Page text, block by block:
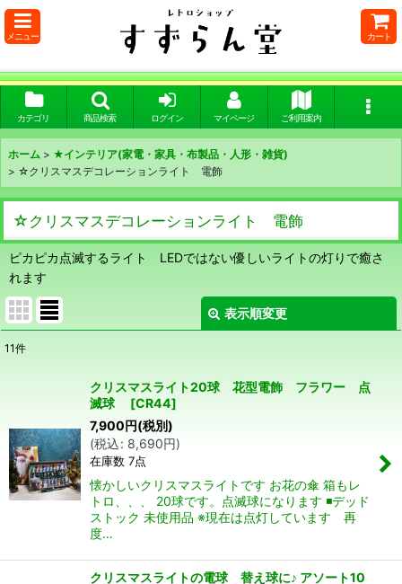
メニュー カート
カテゴリ 商品検索 ログイン マイページ ご利用案内
ホーム > ★インテリア(家電・家具・布製品・人形・雑貨)
> ☆クリスマスデコレーションライト 電飾
☆クリスマスデコレーションライト 電飾
ピカピカ点滅するライト LEDではない優しいライトの灯りで癒さ
れます
表示順変更
並び順:
絞り込む
11件
クリスマスライト20球 花型電飾 フラワー 点
滅球
[CR44]
7,900円(税別)
(税込: 8,690円)
在庫数 7点
懐かしいクリスマスライトです お花の傘 箱もレ
トロ、、、 20球です。点滅球になります ◾️デッド
ストック 未使用品 ※現在は点灯しています 再
度…
クリスマスライトの電球 替え球に♪ アソート10